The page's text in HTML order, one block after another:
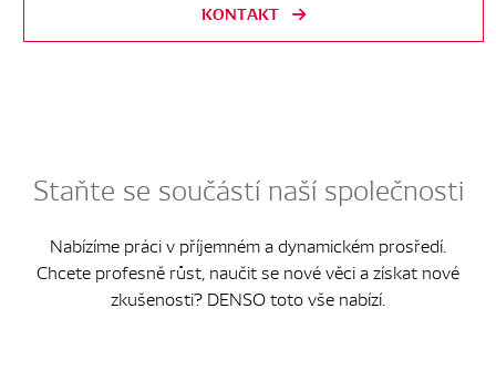
KONTAKT
Staňte se součástí naší společnosti
Nabízíme práci v příjemném a dynamickém prosředí.
Chcete profesně růst, naučit se nové věci a získat nové
zkušenosti? DENSO toto vše nabízí.